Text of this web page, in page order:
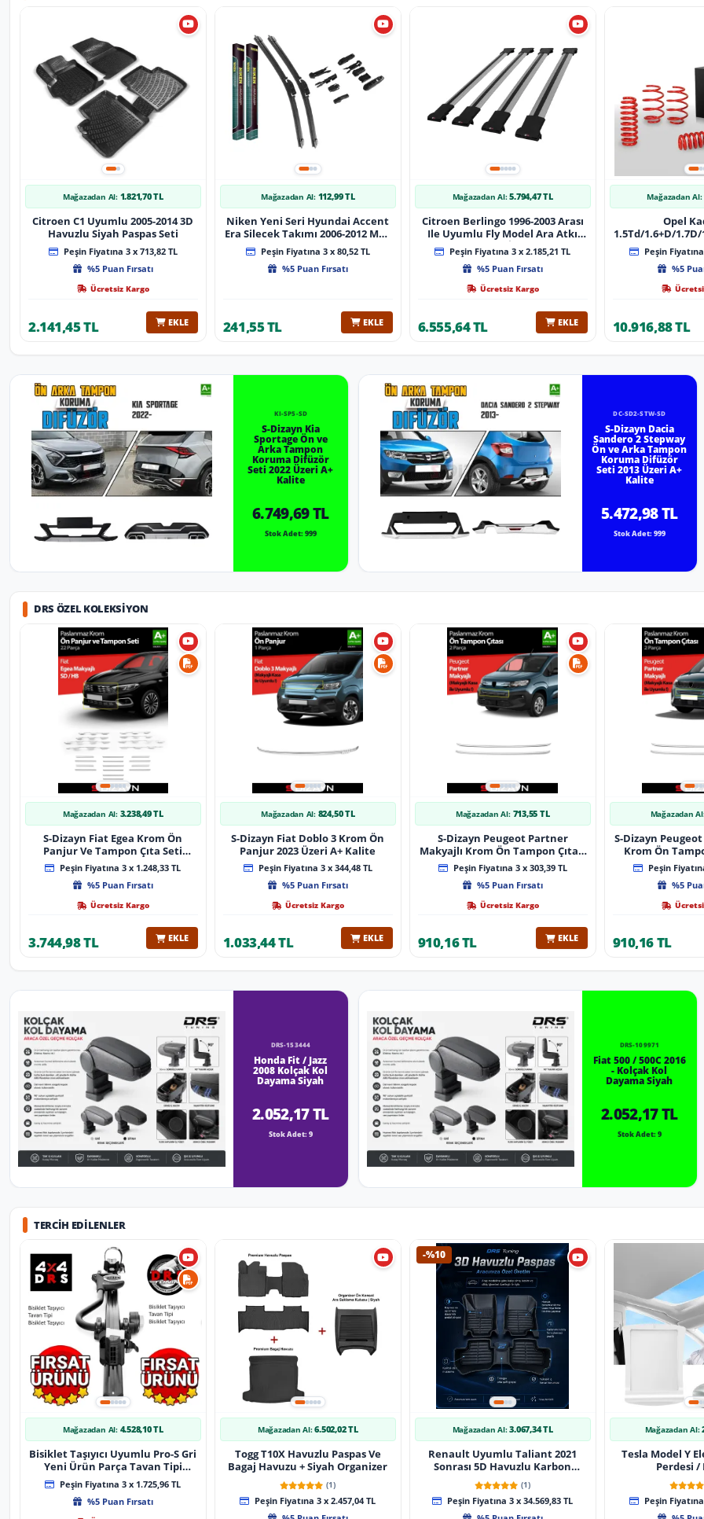
Mağazadan Al: 1.821,70 TL
Citroen C1 Uyumlu 2005-2014 3D
Havuzlu Siyah Paspas Seti
Peşin Fiyatına 3 x 713,82 TL
%5 Puan Fırsatı
Ücretsiz Kargo
2.141,45 TL EKLE
Mağazadan Al: 112,99 TL
Niken Yeni Seri Hyundai Accent
Era Silecek Takımı 2006-2012 Muz
Tip Silecek Aparatlı
Peşin Fiyatına 3 x 80,52 TL
%5 Puan Fırsatı
241,55 TL EKLE
Mağazadan Al: 5.794,47 TL
Citroen Berlingo 1996-2003 Arası
Ile Uyumlu Fly Model Ara Atkı
Tavan Barı Gri̇ 4 Adet Bar
Peşin Fiyatına 3 x 2.185,21 TL
%5 Puan Fırsatı
Ücretsiz Kargo
6.555,64 TL EKLE
Mağazadan Al:
Opel
1.5Td/1.6+D/1.7D/
08/1991
Peşin
%5
10.916,88 TL
KI-SP5-SD
S-Dizayn Kia
Sportage Ön ve
Arka Tampon
Koruma Difüzör
Seti 2022 Üzeri A+
Kalite
6.749,69 TL
Stok Adet: 999
DC-SD2-STW-SD
S-Dizayn Dacia
Sandero 2 Stepway
Ön ve Arka Tampon
Koruma Difüzör
Seti 2013 Üzeri A+
Kalite
5.472,98 TL
Stok Adet: 999
DRS ÖZEL KOLEKSIYON
Mağazadan Al: 3.238,49 TL
S-Dizayn Fiat Egea Krom Ön
Panjur Ve Tampon Çıta Seti
Diamond Model 22 Prç. 2020
Üzeri (Parlak Krom)
Peşin Fiyatına 3 x 1.248,33 TL
%5 Puan Fırsatı
Ücretsiz Kargo
3.744,98 TL EKLE
Mağazadan Al: 824,50 TL
S-Dizayn Fiat Doblo 3 Krom Ön
Panjur 2023 Üzeri A+ Kalite
Peşin Fiyatına 3 x 344,48 TL
%5 Puan Fırsatı
Ücretsiz Kargo
1.033,44 TL EKLE
Mağazadan Al: 713,55 TL
S-Dizayn Peugeot Partner
Makyajlı Krom Ön Tampon Çıtası
2 Prç 2023 Üzeri A+ Kalite
Peşin Fiyatına 3 x 303,39 TL
%5 Puan Fırsatı
Ücretsiz Kargo
910,16 TL EKLE
Mağazadan
S-Dizayn
Krom Ön
2024 Üzeri
Peşin
%5
910,16 TL
DRS-153444
Honda Fit / Jazz
2008 Kolçak Kol
Dayama Siyah
2.052,17 TL
Stok Adet: 9
DRS-109971
Fiat 500 / 500C 2016
- Kolçak Kol
Dayama Siyah
2.052,17 TL
Stok Adet: 9
TERCIH EDILENLER
Mağazadan Al: 4.528,10 TL
Bisiklet Taşıyıcı Uyumlu Pro-S Gri
Yeni Ürün Parça Tavan Tipi
Bisiklet Taşıyıcı
Peşin Fiyatına 3 x 1.725,96 TL
%5 Puan Fırsatı
Mağazadan Al: 6.502,02 TL
Togg T10X Havuzlu Paspas Ve
Bagaj Havuzu + Siyah Organizer
(1)
Peşin Fiyatına 3 x 2.457,04 TL
-%10
Mağazadan Al: 3.067,34 TL
Renault Uyumlu Taliant 2021
Sonrası 5D Havuzlu Karbon
Dizayn Paspas Seti
(1)
Peşin Fiyatına 3 x 34.569,83 TL
Mağazadan Al:
Tesla Model Y
Perdesi /
Peşin